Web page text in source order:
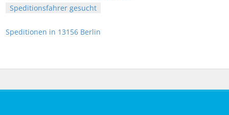
Speditionsfahrer gesucht
Speditionen in 13156 Berlin